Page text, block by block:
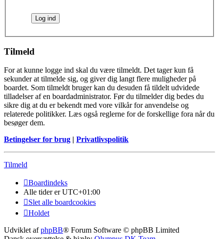
Tilmeld
For at kunne logge ind skal du være tilmeldt. Det tager kun få
sekunder at tilmelde sig, og giver dig langt flere muligheder på
boardet. Som tilmeldt bruger kan du desuden få tildelt udvidede
tilladelser af en boardadministrator. Før du tilmelder dig bedes du
sikre dig at du er bekendt med vore vilkår for anvendelse og
relaterede politikker. Læs også reglerne for de forskellige fora når du
besøger dem.
Betingelser for brug | Privatlivspolitik
Tilmeld
Boardindeks
Alle tider erUTC+01:00
Slet alle boardcookies
Holdet
Udviklet afphpBB® Forum Software © phpBB Limited